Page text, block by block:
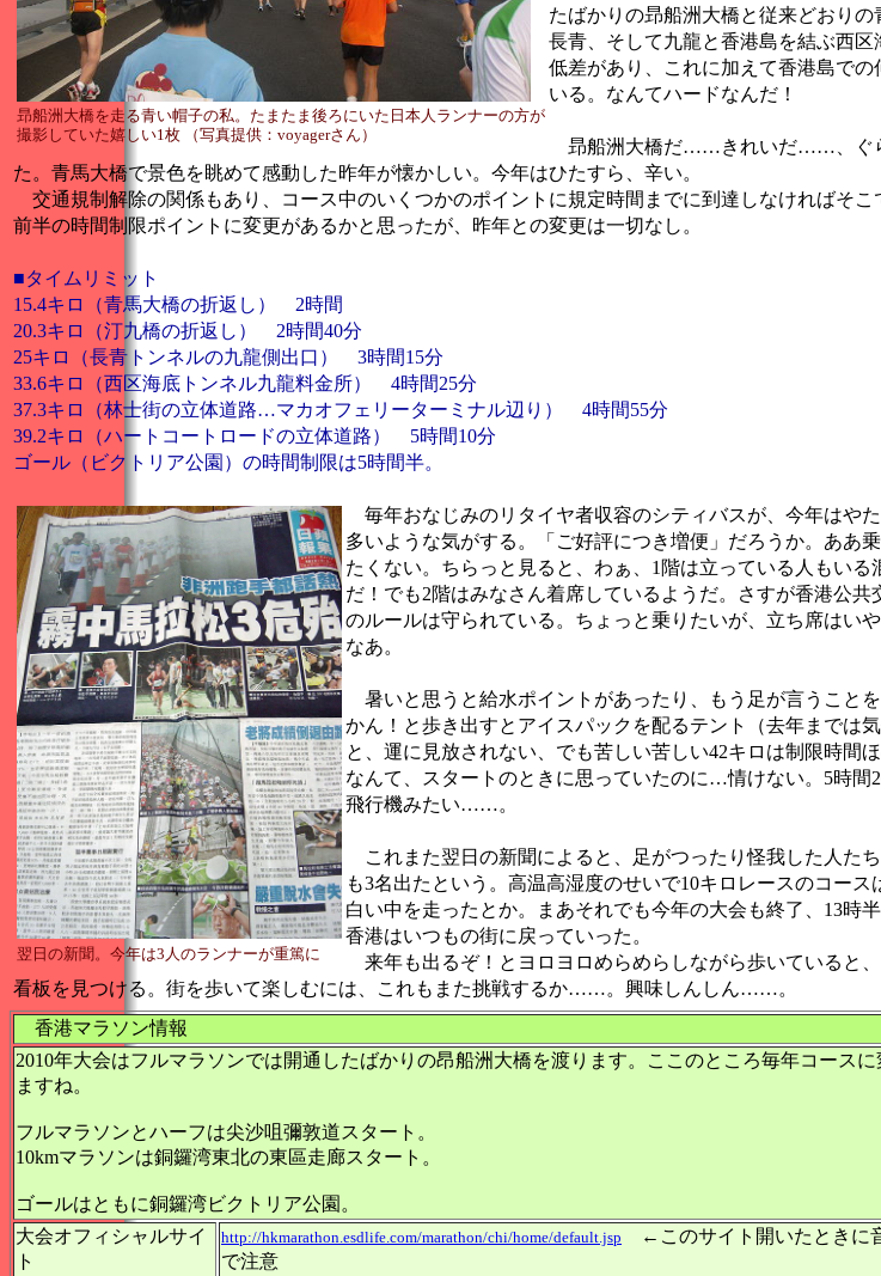
昻船洲大橋を走る青い帽子の私。たまたま後ろにいた日本人ランナーの方が
撮影していた嬉しい1枚 （写真提供：voyagerさん）
たばかりの昻船洲大橋と従来どおりの
長青、そして九龍と香港島を結ぶ西
低差があり、これに加えて香港島で
いる。なんてハードなんだ！
昻船洲大橋だ……きれいだ……、ぐら
た。青馬大橋で景色を眺めて感動した昨年が懐かしい。今年はひたすら、辛い。
交通規制解除の関係もあり、コース中のいくつかのポイントに規定時間までに到達しなければそ
前半の時間制限ポイントに変更があるかと思ったが、昨年との変更は一切なし。
■タイムリミット
15.4キロ（青馬大橋の折返し） 2時間
20.3キロ（汀九橋の折返し） 2時間40分
25キロ（長青トンネルの九龍側出口） 3時間15分
33.6キロ（西区海底トンネル九龍料金所） 4時間25分
37.3キロ（林士街の立体道路…マカオフェリーターミナル辺り） 4時間55分
39.2キロ（ハートコートロードの立体道路） 5時間10分
ゴール（ビクトリア公園）の時間制限は5時間半。
翌日の新聞。今年は3人のランナーが重篤に
毎年おなじみのリタイヤ者収容のシティバスが、今年はや
多いような気がする。「ご好評につき増便」だろうか。ああ乗
たくない。ちらっと見ると、わぁ、1階は立っている人もいる
だ！でも2階はみなさん着席しているようだ。さすが香港公共
のルールは守られている。ちょっと乗りたいが、立ち席はい
なあ。
暑いと思うと給水ポイントがあったり、もう足が言うことを
かん！と歩き出すとアイスパックを配るテント（去年までは
と、運に見放されない、でも苦しい苦しい42キロは制限時間
なんて、スタートのときに思っていたのに…情けない。5時
飛行機みたい……。
これまた翌日の新聞によると、足がつったり怪我した人た
も3名出たという。高温高湿度のせいで10キロレースのコー
白い中を走ったとか。まあそれでも今年の大会も終了、13時
香港はいつもの街に戻っていった。
来年も出るぞ！とヨロヨロめらめらしながら歩いていると
看板を見つける。街を歩いて楽しむには、これもまた挑戦するか……。興味しんしん……。
香港マラソン情報
2010年大会はフルマラソンでは開通したばかりの昂船洲大橋を渡ります。ここのところ毎年コースに
ますね。
フルマラソンとハーフは尖沙咀彌敦道スタート。
10kmマラソンは銅鑼湾東北の東區走廊スタート。
ゴールはともに銅鑼湾ビクトリア公園。
大会オフィシャルサイ
ト
http://hkmarathon.esdlife.com/marathon/chi/home/default.jsp
←このサイト開いたときに
で注意